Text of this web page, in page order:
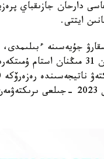
دارحان جازىقباي
ايتتى.
جۇيەسىنە ءبىلىمدى،